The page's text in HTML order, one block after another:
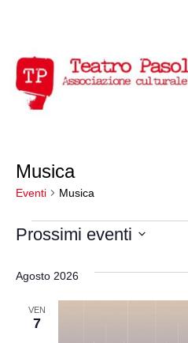
Musica
Eventi Musica
Eventi
Prossimi eventi
la
Agosto 2026
VEN
7